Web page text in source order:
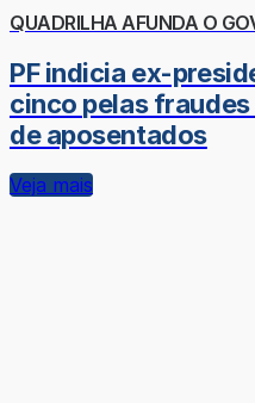
QUADRILHA AFUNDA O
PF indicia ex-
cinco pelas
de aposentados
Veja mais